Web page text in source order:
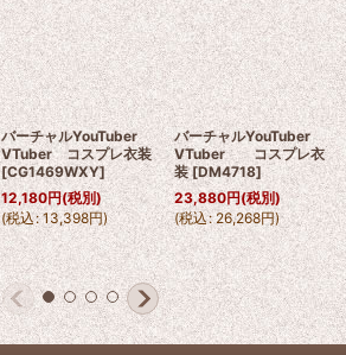
バーチャルYouTuber
VTuber コスプレ衣装
[CG1469WXY]
12,180円(税別)
(税込: 13,398円)
バーチャルYouTuber
VTuber コスプレ衣
装 [DM4718]
23,880円(税別)
(税込: 26,268円)